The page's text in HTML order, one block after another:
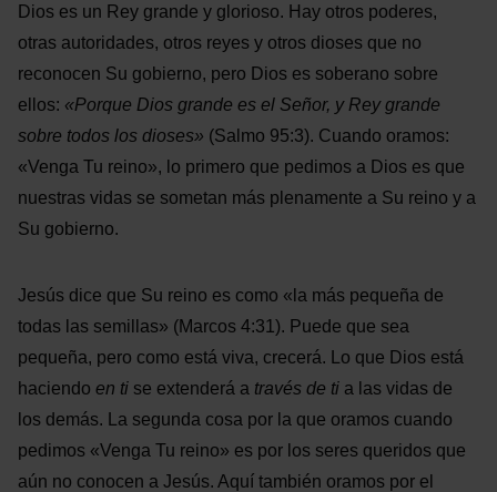
Dios es un Rey grande y glorioso. Hay otros poderes,
otras autoridades, otros reyes y otros dioses que no
reconocen Su gobierno, pero Dios es soberano sobre
ellos: «Porque Dios grande es el Señor, y Rey grande
sobre todos los dioses» (Salmo 95:3). Cuando oramos:
«Venga Tu reino», lo primero que pedimos a Dios es que
nuestras vidas se sometan más plenamente a Su reino y a
Su gobierno.
Jesús dice que Su reino es como «la más pequeña de
todas las semillas» (Marcos 4:31). Puede que sea
pequeña, pero como está viva, crecerá. Lo que Dios está
haciendo en ti se extenderá a través de ti a las vidas de
los demás. La segunda cosa por la que oramos cuando
pedimos «Venga Tu reino» es por los seres queridos que
aún no conocen a Jesús. Aquí también oramos por el